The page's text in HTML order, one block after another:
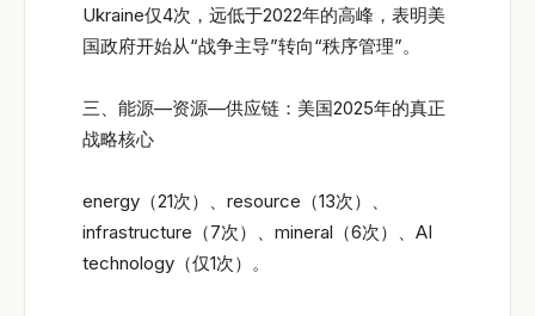
Ukraine仅4次，远低于2022年的高峰，表明美
国政府开始从“战争主导”转向“秩序管理”。
三、能源—资源—供应链：美国2025年的真正
战略核心
energy（21次）、resource（13次）、
infrastructure（7次）、mineral（6次）、AI
technology（仅1次）。